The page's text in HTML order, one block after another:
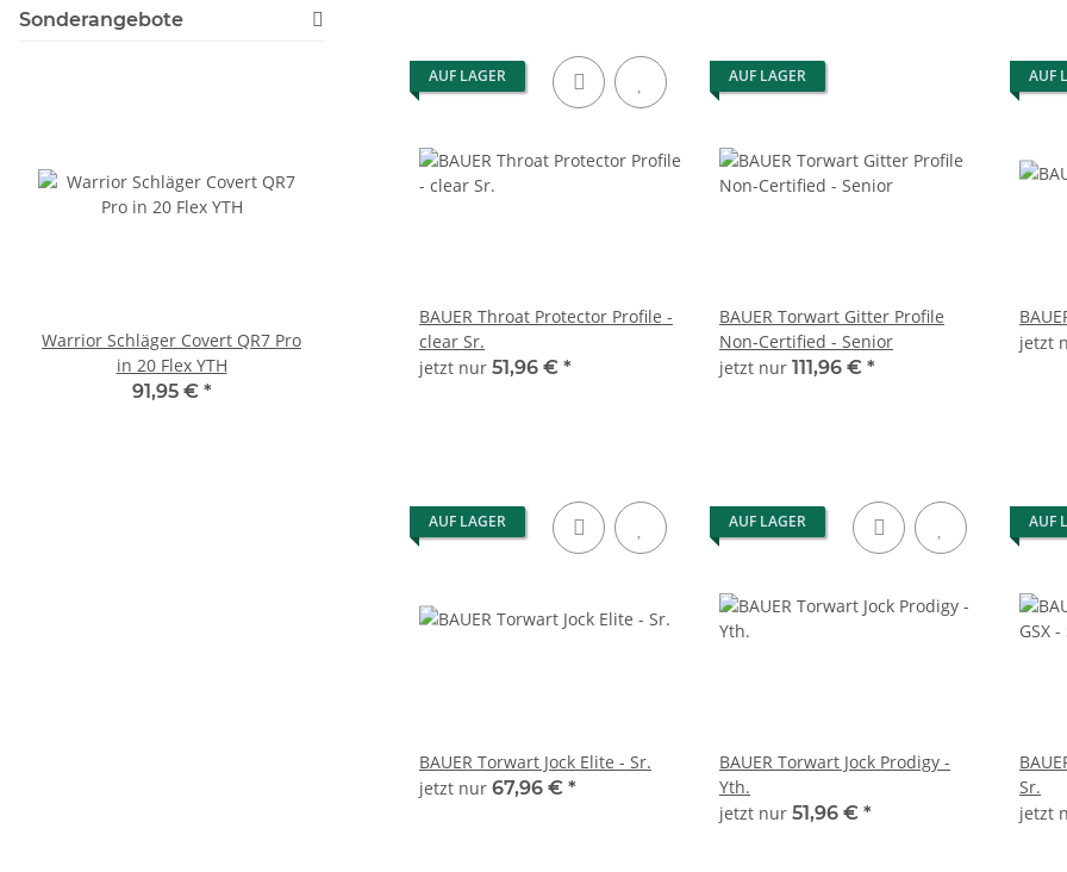
AUF LAGER
BAUER Throat Protector Profile -
clear Sr.
jetzt nur 51,96 € *
AUF LAGER
BAUER Torwart Gitter Profile
Non-Certified - Senior
jetzt nur 111,96 € *
AUF
jetzt
AUF LAGER
BAUER Torwart Jock Elite - Sr.
jetzt nur 67,96 € *
AUF LAGER
BAUER Torwart Jock Prodigy -
Yth.
jetzt nur 51,96 € *
AUF
Sr.
jetzt
Sonderangebote
Warrior Schläger Covert QR7 Pro
in 20 Flex YTH
91,95 € *
BAUER Comp. Schläger Supreme
FUSE Grip - 52" - Flex 40